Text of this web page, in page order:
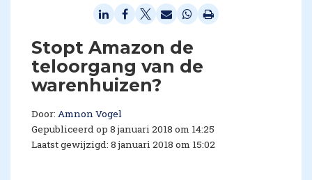
Stopt Amazon de
teloorgang van de
warenhuizen?
Door: Amnon Vogel
Gepubliceerd op 8 januari 2018 om 14:25
Laatst gewijzigd: 8 januari 2018 om 15:02